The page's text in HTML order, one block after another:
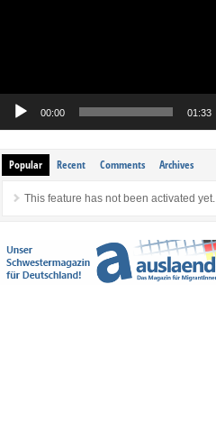
00:00 01:33
Popular Recent Comments Archives
This feature has not been activated yet.